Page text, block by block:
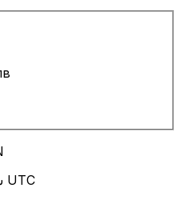
سعر السوق المتوسط في 23:46 UTC